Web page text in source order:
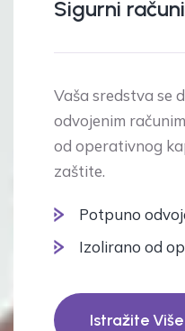
Sigurni računi
Vaša sredstva se
odvojenim
od operativnog
zaštite.
Potpuno
Izolirano od
Istražite Više